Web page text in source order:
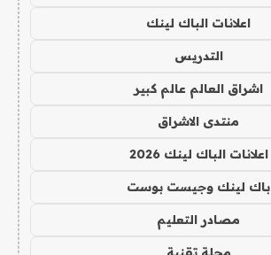
اعلانات الباك لينك
التدريس
اشراق العالم عالم كبير
منتدى الاشراق
اعلانات الباك لينك 2026
باك لينك وجيست بوست
مصادر التعليم